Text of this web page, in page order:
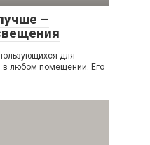
–
для
в любом помещении. Его